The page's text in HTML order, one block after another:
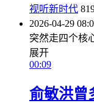
视听新时代
2026-04-29
突然走四个核
展开
00:09
俞敏洪曾